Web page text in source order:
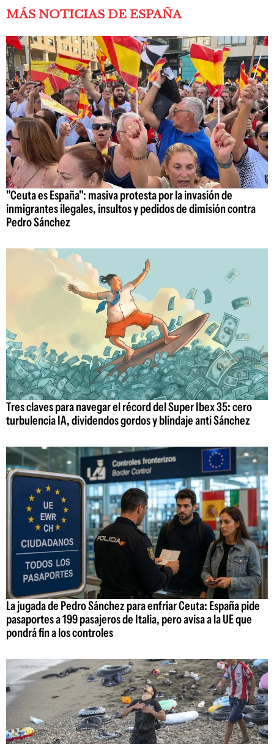
MÁS NOTICIAS DE ESPAÑA
"Ceuta es España": masiva protesta por la invasión de
inmigrantes ilegales, insultos y pedidos de dimisión contra
Pedro Sánchez
Tres claves para navegar el récord del Super Ibex 35: cero
turbulencia IA, dividendos gordos y blindaje anti Sánchez
La jugada de Pedro Sánchez para enfriar Ceuta: España pide
pasaportes a 199 pasajeros de Italia, pero avisa a la UE que
pondrá fin a los controles